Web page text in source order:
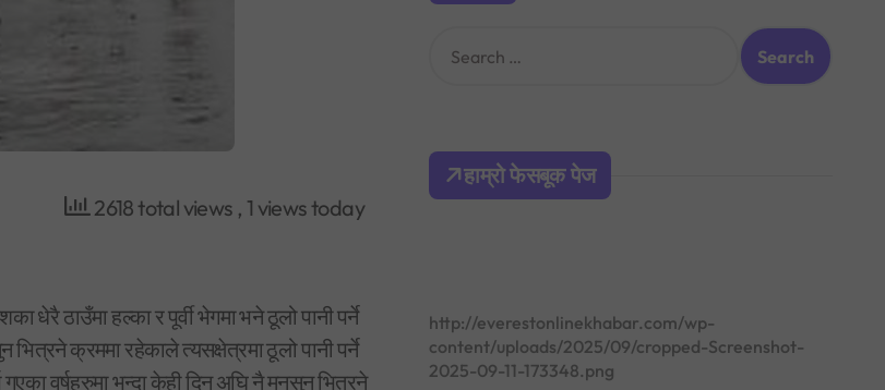
2618 total views , 1 views today
धेरै ठाउँमा हल्का र पूर्वी भेगमा भने ठूलो पानी पर्ने
क्रममा रहेकाले त्यसक्षेत्रमा ठूलो पानी पर्ने
वर्षहरुमा भन्दा केही दिन अघि नै मनसुन भित्रने
h
o
हाम्रो फेसबूक पेज
http://everestonlinekhabar.com/wp-
content/uploads/2025/09/cropped-Screenshot-
2025-09-11-173348.png